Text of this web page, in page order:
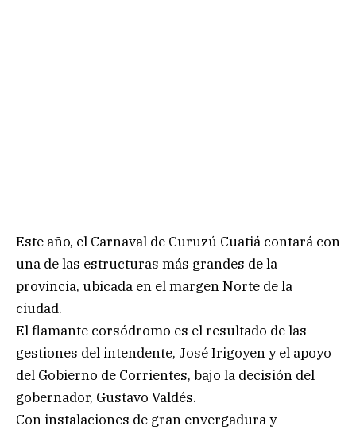
Este año, el Carnaval de Curuzú Cuatiá contará con
una de las estructuras más grandes de la
provincia, ubicada en el margen Norte de la
ciudad.
El flamante corsódromo es el resultado de las
gestiones del intendente, José Irigoyen y el apoyo
del Gobierno de Corrientes, bajo la decisión del
gobernador, Gustavo Valdés.
Con instalaciones de gran envergadura y